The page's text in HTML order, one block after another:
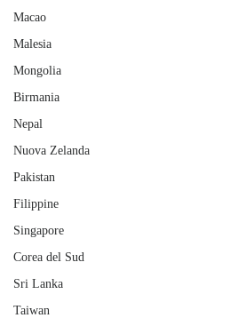
Macao
Malesia
Mongolia
Birmania
Nepal
Nuova Zelanda
Pakistan
Filippine
Singapore
Corea del Sud
Sri Lanka
Taiwan